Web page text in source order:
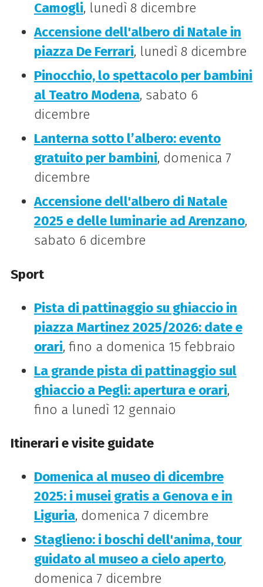
Camogli, lunedì 8 dicembre
Accensione dell'albero di Natale in
piazza De Ferrari, lunedì 8 dicembre
Pinocchio, lo spettacolo per bambini
al Teatro Modena, sabato 6
dicembre
Lanterna sotto l’albero: evento
gratuito per bambini, domenica 7
dicembre
Accensione dell'albero di Natale
2025 e delle luminarie ad Arenzano,
sabato 6 dicembre
Sport
Pista di pattinaggio su ghiaccio in
piazza Martinez 2025/2026: date e
orari, fino a domenica 15 febbraio
La grande pista di pattinaggio sul
ghiaccio a Pegli: apertura e orari,
fino a lunedì 12 gennaio
Itinerari e visite guidate
Domenica al museo di dicembre
2025: i musei gratis a Genova e in
Liguria, domenica 7 dicembre
Staglieno: i boschi dell'anima, tour
guidato al museo a cielo aperto,
domenica 7 dicembre